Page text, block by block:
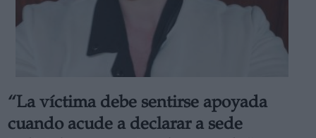
“La víctima debe sentirse apoyada
cuando acude a declarar a sede